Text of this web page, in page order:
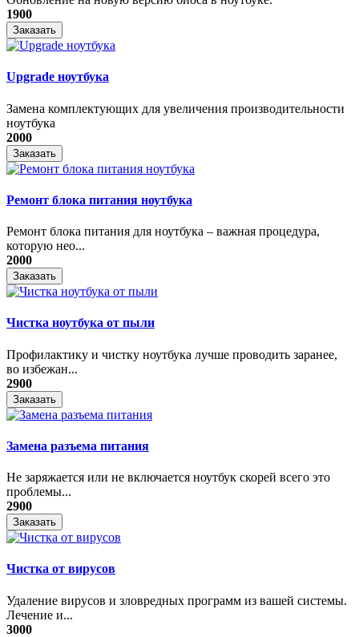
1900
Заказать
Upgrade ноутбука
Замена комплектующих для увеличения производительности
ноутбука
2000
Заказать
Ремонт блока питания ноутбука
​Ремонт блока питания для ноутбука – важная процедура,
которую нео...
2000
Заказать
Чистка ноутбука от пыли
Профилактику и чистку ноутбука лучше проводить заранее,
во избежан...
2900
Заказать
Замена разъема питания
Не заряжается или не включается ноутбук скорей всего это
проблемы...
2900
Заказать
Чистка от вирусов
Удаление вирусов и зловредных программ из вашей системы.
Лечение и...
3000